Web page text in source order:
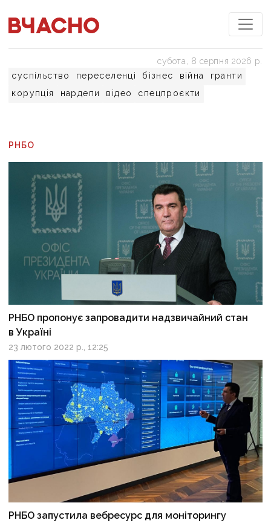
суспільство переселенці бізнес війна
гранти
корупція
нардепи відео спецпроєкти
субота, 8 серпня 2026 р.
РНБО
РНБО пропонує запровадити надзвичайний стан
в Україні
23 лютого 2022 р., 12:25
РНБО запустила вебресурс для моніторингу